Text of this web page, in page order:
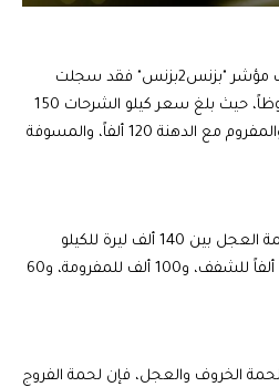
أما في أسواق دمشق، وبحسب مؤشر "بزنس2بزنس" فقد سجلت
أسعار لحمة الغنم ارتفاعاً ملحوظاً، حيث بلغ سعر كيلو الشرحات 150
ألف ليرة، والموزات 105 آلاف، والمفروم مع الدهنة 120 ألفاً، والمسوفة
في المقابل، تراوحت أسعار لحمة العجل بين 140 ألف ليرة للكيلو
الواحد من اللحم الصافي، و120 ألفاً للشفف، و100 ألف للمفرومة، و60
الخروف والعجل، فإن لحمة الفروج